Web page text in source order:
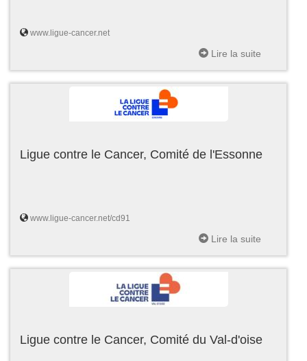
www.ligue-cancer.net
Lire la suite
Ligue contre le Cancer, Comité de l'Essonne
www.ligue-cancer.net/cd91
Lire la suite
Ligue contre le Cancer, Comité du Val-d'oise